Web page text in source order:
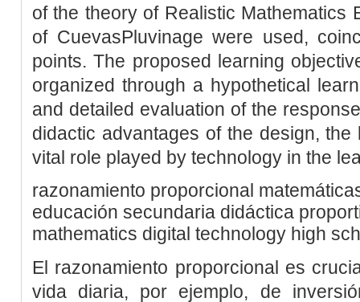
of the theory of Realistic Mathematics
of CuevasPluvinage were used,
points. The proposed learning
organized through a hypothetical
and detailed evaluation of the
didactic advantages of the design,
vital role played by technology in the
razonamiento proporcional
educación secundaria didáctica
mathematics digital technology high
El razonamiento proporcional es
vida diaria, por ejemplo, de